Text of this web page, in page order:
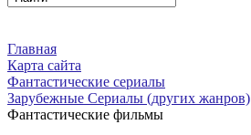
Главная
Карта сайта
Фантастические сериалы
Зарубежные Сериалы (других жанров)
Фантастические фильмы